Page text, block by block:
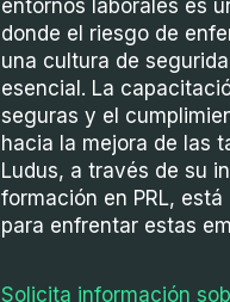
entornos laborales es
donde el riesgo de
una cultura de
esencial. La
seguras y el
hacia la mejora de las
Ludus, a través de su
formación en PRL,
para enfrentar estas
Solicita información